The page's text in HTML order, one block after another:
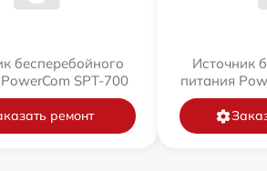
бесперебойного
SPT-700
ремонт
Источник
питания